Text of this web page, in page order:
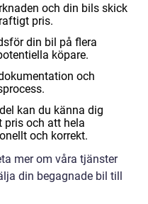
och din bils skick
pris.
din bil på flera
köpare.
och
kan du känna dig
och att hela
och korrekt.
mer om våra tjänster
din begagnade bil till